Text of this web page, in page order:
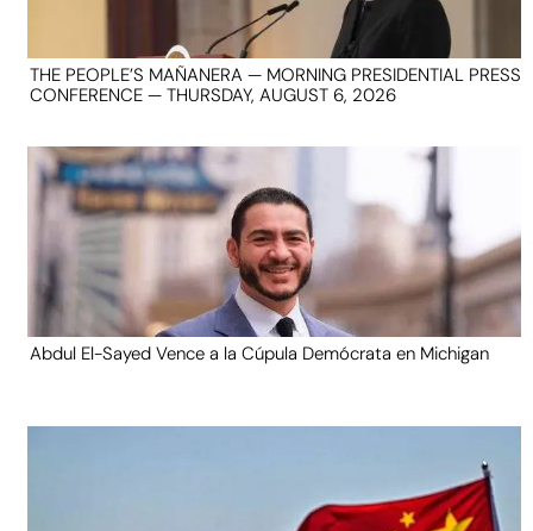
THE PEOPLE’S MAÑANERA — MORNING PRESIDENTIAL PRESS
CONFERENCE — THURSDAY, AUGUST 6, 2026
Abdul El-Sayed Vence a la Cúpula Demócrata en Michigan